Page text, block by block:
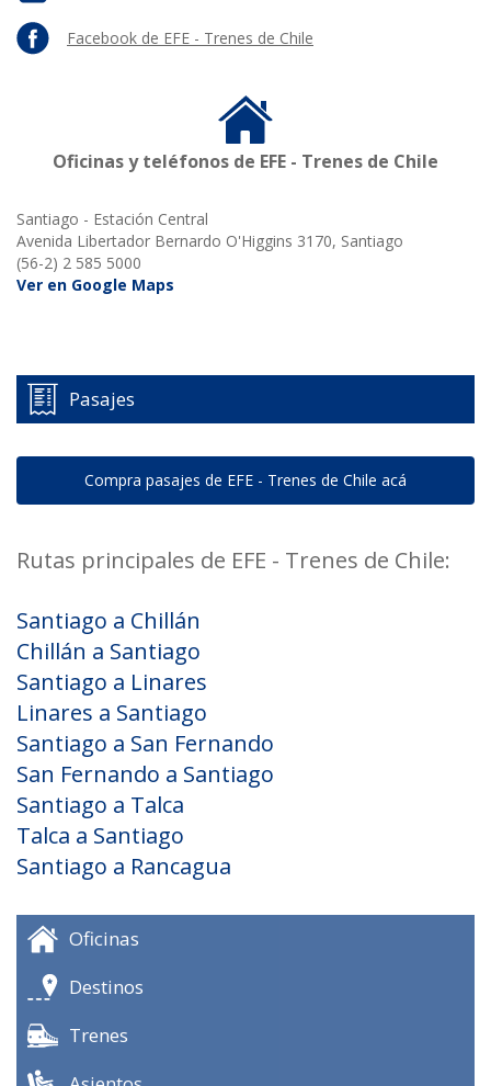
Facebook de EFE - Trenes de Chile
Oficinas y teléfonos de EFE - Trenes de Chile
Santiago - Estación Central
Avenida Libertador Bernardo O'Higgins 3170, Santiago
(56-2) 2 585 5000
Ver en Google Maps
Pasajes
Compra pasajes de EFE - Trenes de Chile acá
Rutas principales de EFE - Trenes de Chile:
Santiago a Chillán
Chillán a Santiago
Santiago a Linares
Linares a Santiago
Santiago a San Fernando
San Fernando a Santiago
Santiago a Talca
Talca a Santiago
Santiago a Rancagua
Oficinas
Destinos
Trenes